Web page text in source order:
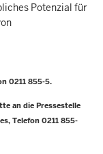
Potenzial für
0211 855-5.
an die Pressestelle
Telefon 0211 855-